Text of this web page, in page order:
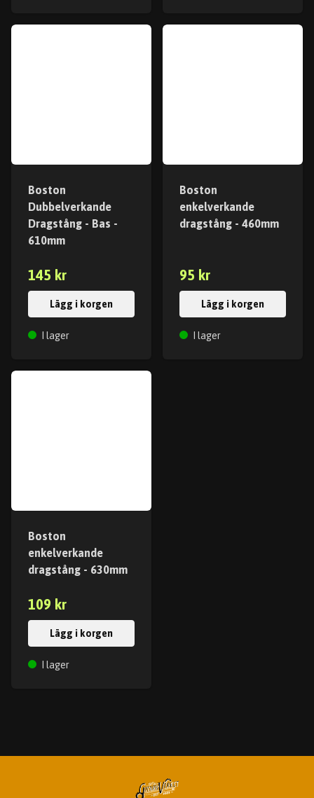
Boston
Dubbelverkande
Dragstång - Bas -
610mm
145 kr
Lägg i korgen
I lager
Boston
enkelverkande
dragstång - 460mm
95 kr
Lägg i korgen
I lager
Boston
enkelverkande
dragstång - 630mm
109 kr
Lägg i korgen
I lager